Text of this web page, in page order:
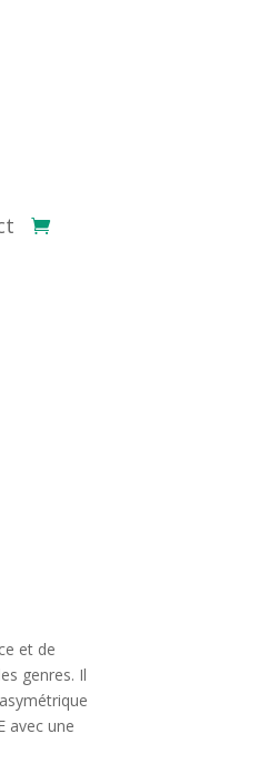
et de
genres. Il
avec une